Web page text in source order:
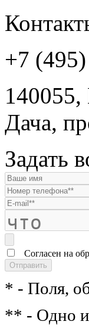
+7
140055,
Дача,
Задать
Согласен на
* - Поля,
** - Одно